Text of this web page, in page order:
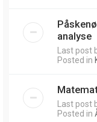
analyse
Last post
Posted in
Last post
Posted in